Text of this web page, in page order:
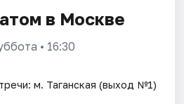
в Москве
• 16:30
м. Таганская (выход №1)